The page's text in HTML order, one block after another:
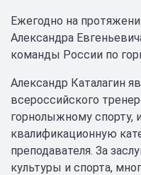
Ежегодно на
Александра
команды России по
Александр Каталагин
всероссийского
горнолыжному
квалификационную
преподавателя. За
культуры и спорта,